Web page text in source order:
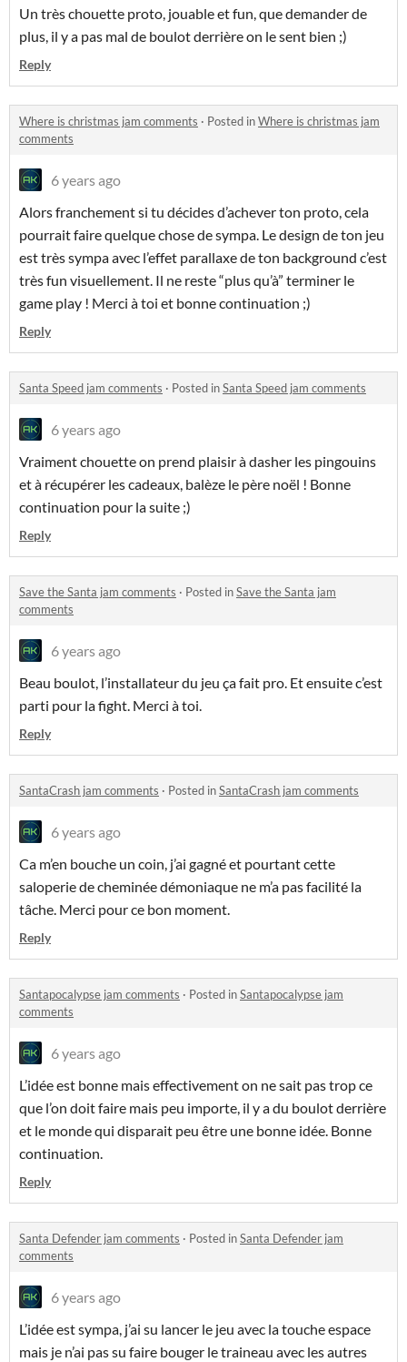
Un très chouette proto, jouable et fun, que demander de
plus, il y a pas mal de boulot derrière on le sent bien ;)
Reply
Where is christmas jam comments · Posted inWhere is christmas jam
comments
6 years ago
Alors franchement si tu décides d’achever ton proto, cela
pourrait faire quelque chose de sympa. Le design de ton jeu
est très sympa avec l’effet parallaxe de ton background c’est
très fun visuellement. Il ne reste “plus qu’à” terminer le
game play ! Merci à toi et bonne continuation ;)
Reply
Santa Speed jam comments · Posted inSanta Speed jam comments
6 years ago
Vraiment chouette on prend plaisir à dasher les pingouins
et à récupérer les cadeaux, balèze le père noël ! Bonne
continuation pour la suite ;)
Reply
Save the Santa jam comments · Posted inSave the Santa jam
comments
6 years ago
Beau boulot, l’installateur du jeu ça fait pro. Et ensuite c’est
parti pour la fight. Merci à toi.
Reply
SantaCrash jam comments · Posted inSantaCrash jam comments
6 years ago
Ca m’en bouche un coin, j’ai gagné et pourtant cette
saloperie de cheminée démoniaque ne m’a pas facilité la
tâche. Merci pour ce bon moment.
Reply
Santapocalypse jam comments · Posted inSantapocalypse jam
comments
6 years ago
L’idée est bonne mais effectivement on ne sait pas trop ce
que l’on doit faire mais peu importe, il y a du boulot derrière
et le monde qui disparait peu être une bonne idée. Bonne
continuation.
Reply
Santa Defender jam comments · Posted inSanta Defender jam
comments
6 years ago
L’idée est sympa, j’ai su lancer le jeu avec la touche espace
mais je n’ai pas su faire bouger le traineau avec les autres